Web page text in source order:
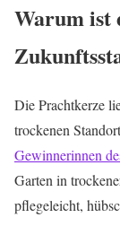
Warum ist
Die Prachtkerze
trockenen
Gewinnerinnen
Garten in
pflegeleicht,